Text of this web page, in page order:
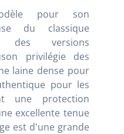
pour son
du classique
des versions
privilégie des
laine dense pour
pour les
une protection
excellente tenue
est d'une grande